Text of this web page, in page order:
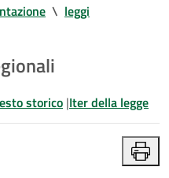
\ leggi
storico |Iter della legge